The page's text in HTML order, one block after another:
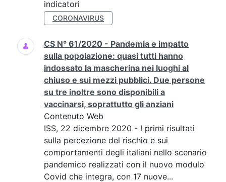
indicatori
CORONAVIRUS
CS N° 61/2020 - Pandemia e impatto
sulla popolazione: quasi tutti hanno
indossato la mascherina nei luoghi al
chiuso e sui mezzi pubblici. Due persone
su tre inoltre sono disponibili a
vaccinarsi, soprattutto gli anziani
Contenuto Web
ISS, 22 dicembre 2020 - I primi risultati
sulla percezione del rischio e sui
comportamenti degli italiani nello scenario
pandemico realizzati con il nuovo modulo
Covid che integra, con 17 nuove...